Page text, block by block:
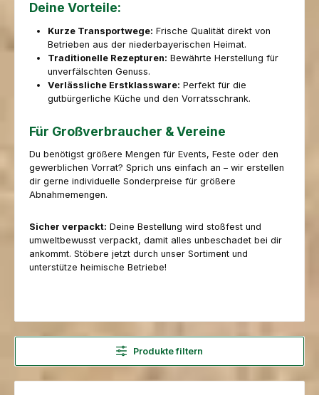
Deine Vorteile:
Kurze Transportwege: Frische Qualität direkt von
Betrieben aus der niederbayerischen Heimat.
Traditionelle Rezepturen: Bewährte Herstellung für
unverfälschten Genuss.
Verlässliche Erstklassware: Perfekt für die
gutbürgerliche Küche und den Vorratsschrank.
Für Großverbraucher & Vereine
Du benötigst größere Mengen für Events, Feste oder den
gewerblichen Vorrat? Sprich uns einfach an – wir erstellen
dir gerne individuelle Sonderpreise für größere
Abnahmemengen.
Sicher verpackt: Deine Bestellung wird stoßfest und
umweltbewusst verpackt, damit alles unbeschadet bei dir
ankommt. Stöbere jetzt durch unser Sortiment und
unterstütze heimische Betriebe!
Produkte filtern